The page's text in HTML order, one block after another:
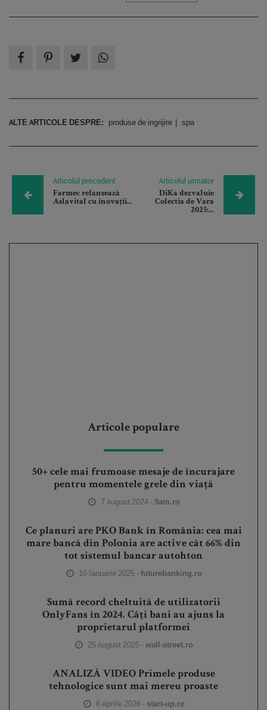
ALTE ARTICOLE DESPRE: produse de ingrijire spa
Articolul precedent
Farmec relansează
Aslavital cu inovații...
Articolul urmator
DiKa dezvaluie
Colectia de Vara
2025:...
Articole populare
50+ cele mai frumoase mesaje de încurajare
pentru momentele grele din viață
7 August 2024 -9am.ro
Ce planuri are PKO Bank în România: cea mai
mare bancă din Polonia are active cât 66% din
tot sistemul bancar autohton
16 Ianuarie 2025 -futurebanking.ro
Sumă record cheltuită de utilizatorii
OnlyFans în 2024. Câți bani au ajuns la
proprietarul platformei
25 August 2025 -wall-street.ro
ANALIZĂ VIDEO Primele produse
tehnologice sunt mai mereu proaste
6 Aprilie 2026 - start-up.ro